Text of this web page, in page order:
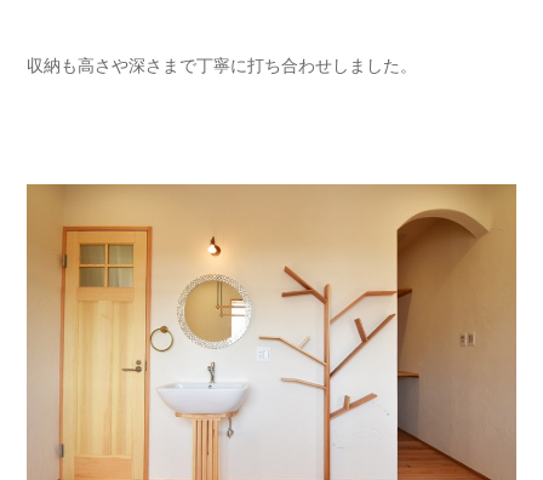
収納も高さや深さまで丁寧に打ち合わせしました。